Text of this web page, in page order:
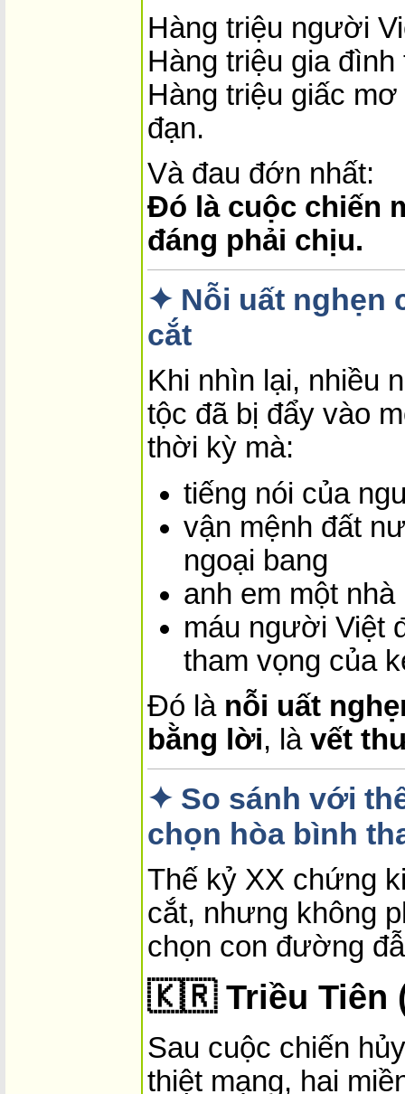
Hàng triệu người
Hàng triệu gia đình
Hàng triệu giấc
đạn.
Và đau đớn nhất:
Đó là cuộc chiến
đáng phải chịu.
✦ Nỗi uất nghẹn
cắt
Khi nhìn lại, nhiều
tộc đã bị đẩy vào
thời kỳ mà:
tiếng nói của
vận mệnh đất
ngoại bang
anh em một
máu người Việt
tham vọng của
Đó là nỗi uất
bằng lời, là vết
✦ So sánh với
chọn hòa bình
Thế kỷ XX chứng
cắt, nhưng không
chọn con đường
🇰🇷 Triều Tiên
Sau cuộc chiến
thiệt mạng, hai